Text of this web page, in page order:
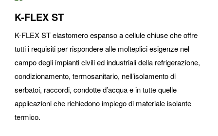
K-FLEX ST
K-FLEX ST elastomero espanso a cellule chiuse che offre
tutti i requisiti per rispondere alle molteplici esigenze nel
campo degli impianti civili ed industriali della refrigerazione,
condizionamento, termosanitario, nell’isolamento di
serbatoi, raccordi, condotte d’acqua e in tutte quelle
applicazioni che richiedono impiego di materiale isolante
termico.